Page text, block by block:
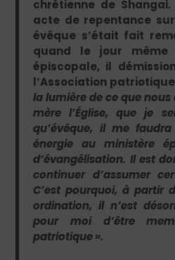
chrétienne de
acte de repentance
évêque s’était fait
quand le jour même
épiscopale, il
l’Association
la lumière de ce que
mère l’Église, que je
qu’évêque, il me
énergie au ministère
d’évangélisation. Il est
continuer d’assumer
C’est pourquoi, à partir
ordination, il n’est
pour moi d’être
patriotique ».